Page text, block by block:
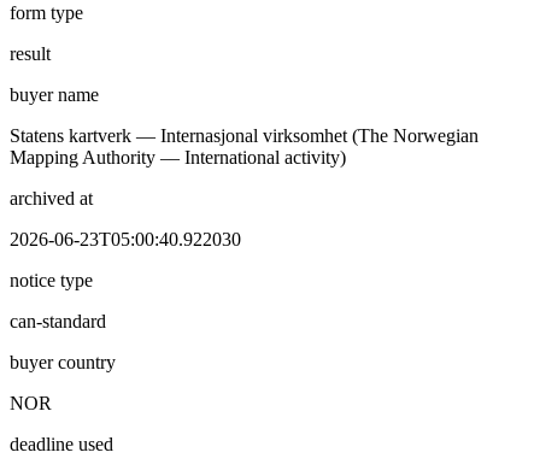
form type
result
buyer name
Statens kartverk — Internasjonal virksomhet (The Norwegian
Mapping Authority — International activity)
archived at
2026-06-23T05:00:40.922030
notice type
can-standard
buyer country
NOR
deadline used